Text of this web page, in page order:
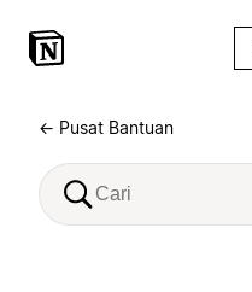
← Pusat Bantuan